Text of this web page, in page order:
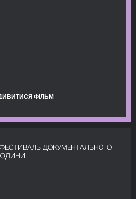
ФІЛЬМ
ДОКУМЕНТАЛЬНОГО